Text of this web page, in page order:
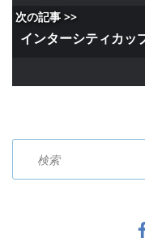
次の記事 >>
インターシティカッ